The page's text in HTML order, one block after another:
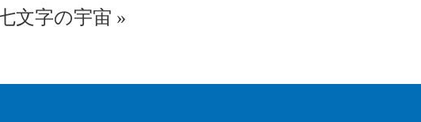
文字の宇宙 »